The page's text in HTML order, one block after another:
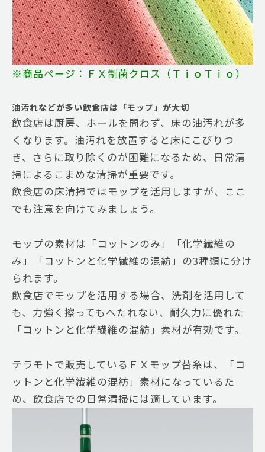
※商品ページ：ＦＸ制菌クロス（ＴｉｏＴｉｏ）
油汚れなどが多い飲食店は「モップ」が大切
飲食店は厨房、ホールを問わず、床の油汚れが多
くなります。油汚れを放置すると床にこびりつ
き、さらに取り除くのが困難になるため、日常清
掃によるこまめな清掃が重要です。
飲食店の床清掃ではモップを活用しますが、ここ
でも注意を向けてみましょう。
モップの素材は「コットンのみ」「化学繊維の
み」「コットンと化学繊維の混紡」の3種類に分け
られます。
飲食店でモップを活用する場合、洗剤を活用して
も、力強く擦ってもへたれない、耐久力に優れた
「コットンと化学繊維の混紡」素材が有効です。
テラモトで販売しているＦＸモップ替糸は、「コ
ットンと化学繊維の混紡」素材になっているた
め、飲食店での日常清掃には適しています。